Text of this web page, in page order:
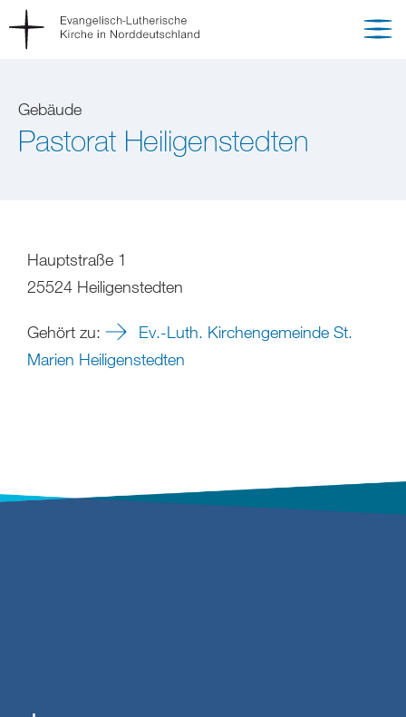
Gebäude
Pastorat Heiligenstedten
Hauptstraße 1
25524 Heiligenstedten
Gehört zu:
Ev.-Luth. Kirchengemeinde St.
Marien Heiligenstedten